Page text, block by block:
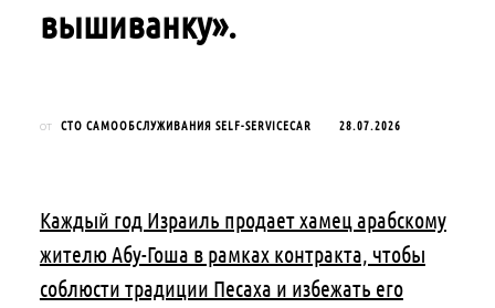
вышиванку».
от СТО САМООБСЛУЖИВАНИЯ SELF-SERVICECAR 28.07.2026
Каждый год Израиль продает хамец арабскому
жителю Абу-Гоша в рамках контракта, чтобы
соблюсти традиции Песаха и избежать его